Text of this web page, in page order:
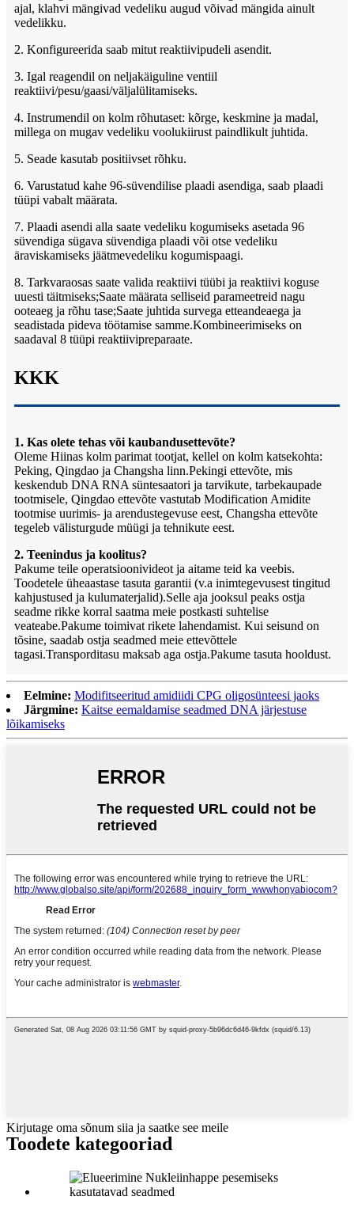
ajal, klahvi mängivad vedeliku augud võivad mängida ainult
vedelikku.
2. Konfigureerida saab mitut reaktiivipudeli asendit.
3. Igal reagendil on neljakäiguline ventiil
reaktiivi/pesu/gaasi/väljalülitamiseks.
4. Instrumendil on kolm rõhutaset: kõrge, keskmine ja madal,
millega on mugav vedeliku voolukiirust paindlikult juhtida.
5. Seade kasutab positiivset rõhku.
6. Varustatud kahe 96-süvendilise plaadi asendiga, saab plaadi
tüüpi vabalt määrata.
7. Plaadi asendi alla saate vedeliku kogumiseks asetada 96
süvendiga sügava süvendiga plaadi või otse vedeliku
äraviskamiseks jäätmevedeliku kogumispaagi.
8. Tarkvaraosas saate valida reaktiivi tüübi ja reaktiivi koguse
uuesti täitmiseks;Saate määrata selliseid parameetreid nagu
ooteaeg ja rõhu tase;Saate juhtida survega etteandeaega ja
seadistada pideva töötamise samme.Kombineerimiseks on
saadaval 8 tüüpi reaktiivipreparaate.
KKK
1. Kas olete tehas või kaubandusettevõte?
Oleme Hiinas kolm parimat tootjat, kellel on kolm katsekohta:
Peking, Qingdao ja Changsha linn.Pekingi ettevõte, mis
keskendub DNA RNA süntesaatori ja tarvikute, tarbekaupade
tootmisele, Qingdao ettevõte vastutab Modification Amidite
tootmise uurimis- ja arendustegevuse eest, Changsha ettevõte
tegeleb välisturgude müügi ja tehnikute eest.
2. Teenindus ja koolitus?
Pakume teile operatsioonivideot ja aitame teid ka veebis.
Toodetele üheaastase tasuta garantii (v.a inimtegevusest tingitud
kahjustused ja kulumaterjalid).Selle aja jooksul peaks ostja
seadme rikke korral saatma meie postkasti suhtelise
veateabe.Pakume toimivat rikete lahendamist. Kui seisund on
tõsine, saadab ostja seadmed meie ettevõttele
tagasi.Transporditasu maksab aga ostja.Pakume tasuta hooldust.
Eelmine: Modifitseeritud amidiidi CPG oligosünteesi jaoks
Järgmine: Kaitse eemaldamise seadmed DNA järjestuse
lõikamiseks
Kirjutage oma sõnum siia ja saatke see meile
Toodete kategooriad